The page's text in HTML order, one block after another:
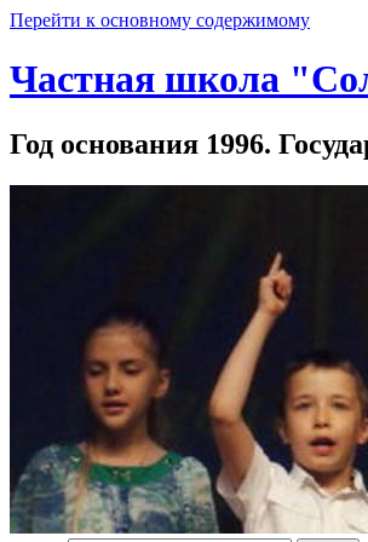
Перейти к основному содержимому
Частная школа
Год основания 1996.